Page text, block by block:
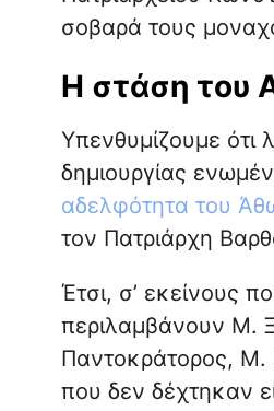
σοβαρά τους
Η στάση του
Υπενθυμίζουμε ότι
δημιουργίας
αδελφότητα του
τον Πατριάρχη
Έτσι, σ’ εκείνους
περιλαμβάνουν Μ.
Παντοκράτορος, Μ.
που δεν δέχτηκαν